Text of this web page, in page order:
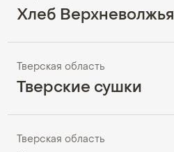
Хлеб Верхневолжья
Тверская область
Тверские сушки
Тверская область